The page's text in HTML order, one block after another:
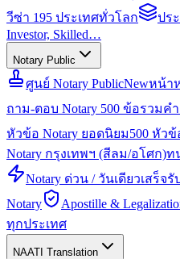
วีซ่า 195 ประเทศทั่วโลก
ปร
Investor, Skilled…
Notary Public
ศูนย์ Notary PublicNewหน้า
ถาม-ตอบ Notary 500 ข้อรวมค
หัวข้อ Notary ยอดนิยม500 หัว
Notary กรุงเทพฯ (สีลม/อโศก)ท
Notary ด่วน / วันเดียวเสร็จรั
Notary
Apostille &
ทุกประเทศ
NAATI Translation